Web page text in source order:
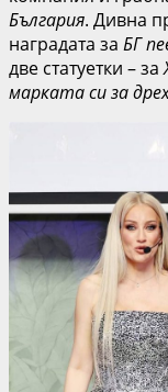
България. Дивна
наградата за БГ
две статуетки – за
марката си за